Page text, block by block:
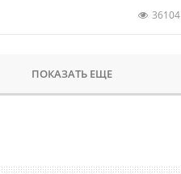
36104
ПОКАЗАТЬ ЕЩЕ